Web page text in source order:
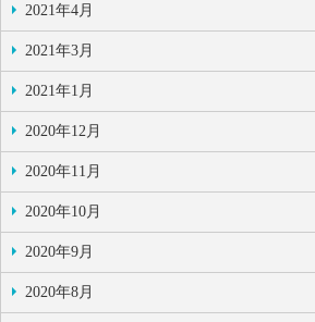
2021年4月
2021年3月
2021年1月
2020年12月
2020年11月
2020年10月
2020年9月
2020年8月